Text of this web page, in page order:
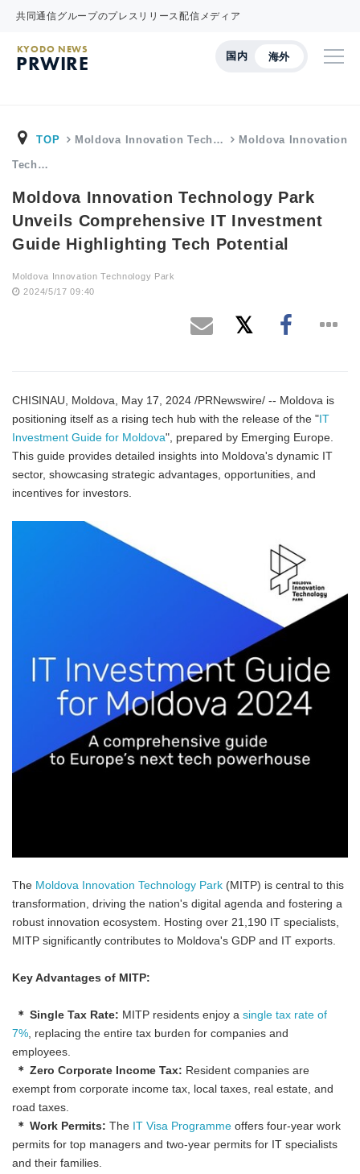
共同通信グループのプレスリリース配信メディア
国内 海外
KYODO NEWS
PRWIRE
TOP Moldova Innovation Tech… Moldova Innovation
Tech…
Moldova Innovation Technology Park
Unveils Comprehensive IT Investment
Guide Highlighting Tech Potential
Moldova Innovation Technology Park
2024/5/17 09:40
CHISINAU, Moldova, May 17, 2024 /PRNewswire/ -- Moldova is
positioning itself as a rising tech hub with the release of the " IT
Investment Guide for Moldova", prepared by Emerging Europe.
This guide provides detailed insights into Moldova's dynamic IT
sector, showcasing strategic advantages, opportunities, and
incentives for investors.
The Moldova Innovation Technology Park (MITP) is central to this
transformation, driving the nation's digital agenda and fostering a
robust innovation ecosystem. Hosting over 21,190 IT specialists,
MITP significantly contributes to Moldova's GDP and IT exports.
Key Advantages of MITP:
＊ Single Tax Rate: MITP residents enjoy a single tax rate of
7%, replacing the entire tax burden for companies and
employees.
＊ Zero Corporate Income Tax: Resident companies are
exempt from corporate income tax, local taxes, real estate, and
road taxes.
＊ Work Permits: The IT Visa Programme offers four-year work
permits for top managers and two-year permits for IT specialists
and their families.